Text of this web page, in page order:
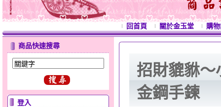
回首頁 關於金玉堂 購
商品快速搜尋
登入
招財貔貅～
金鋼手鍊